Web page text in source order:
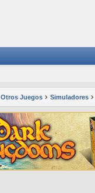
Otros Juegos Simuladores